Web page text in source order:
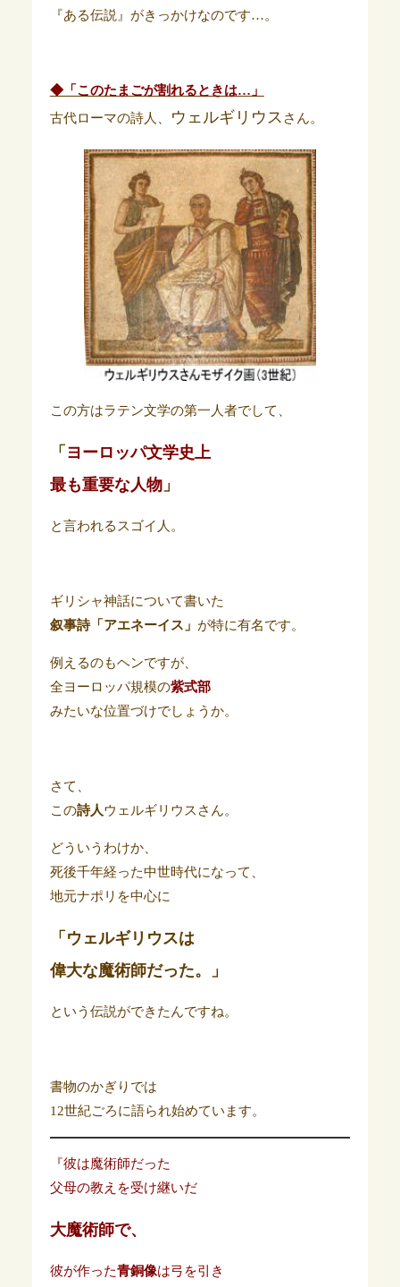
『ある伝説』がきっかけなのです…。
◆「このたまごが割れるときは…」
古代ローマの詩人、
ウェルギリウス さん。
この方はラテン文学の第一人者でして、
「 ヨーロッパ文学史上
最も重要な人物」
と言われるスゴイ人。
ギリシャ神話について書いた
叙事詩「アエネーイス」 が特に有名です。
例えるのもヘンですが、
全ヨーロッパ規模の紫式部
みたいな位置づけでしょうか。
さて、
この詩人ウェルギリウスさん。
どういうわけか、
死後千年経った中世時代になって、
地元ナポリを中心に
「ウェルギリウスは
偉大な魔術師だった。」
という伝説ができたんですね。
書物のかぎりでは
12世紀ごろに語られ始めています。
『彼は魔術師だった
父母の教えを受け継いだ
大魔術師で、
彼が作った青銅像は弓を引き